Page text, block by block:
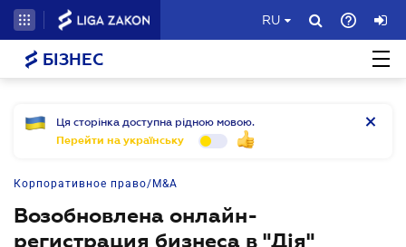
RU
БІЗНЕС
Ця сторінка доступна рідною мовою.
Перейти на українську
Корпоративное право/M&A
Возобновлена онлайн-
регистрация бизнеса в "Дія"